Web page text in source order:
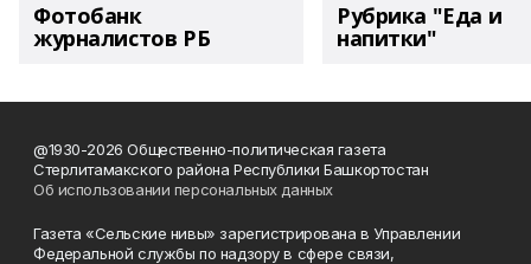
Фотобанк
журналистов РБ
Рубрика "Еда и
напитки"
@1930-2026 Общественно-политическая газета
Стерлитамакского района Республики Башкортостан
Об использовании персональных данных
Газета «Сельские нивы» зарегистрирована в Управлении
Федеральной службы по надзору в сфере связи,